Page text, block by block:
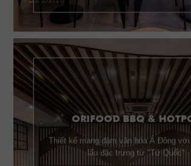
ORIFOOD BBQ &
Thiết kế mang đậm văn hóa Á Đông
lẩu đặc trưng từ "Tứ Quốc"